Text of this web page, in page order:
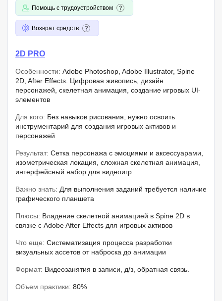
Помощь с трудоустройством
Возврат средств
2D PRO
Особенности: Adobe Photoshop, Adobe Illustrator, Spine
2D, After Effects. Цифровая живопись, дизайн
персонажей, скелетная анимация, создание игровых UI-
элементов
Для кого: Без навыков рисования, нужно освоить
инструментарий для создания игровых активов и
персонажей
Результат: Сетка персонажа с эмоциями и аксессуарами,
изометрическая локация, сложная скелетная анимация,
интерфейсный набор для видеоигр
Важно знать: Для выполнения заданий требуется наличие
графического планшета
Плюсы: Владение скелетной анимацией в Spine 2D в
связке с Adobe After Effects для игровых активов
Что еще: Систематизация процесса разработки
визуальных ассетов от наброска до анимации
Формат: Видеозанятия в записи, д/з, обратная связь.
Объем практики: 80%